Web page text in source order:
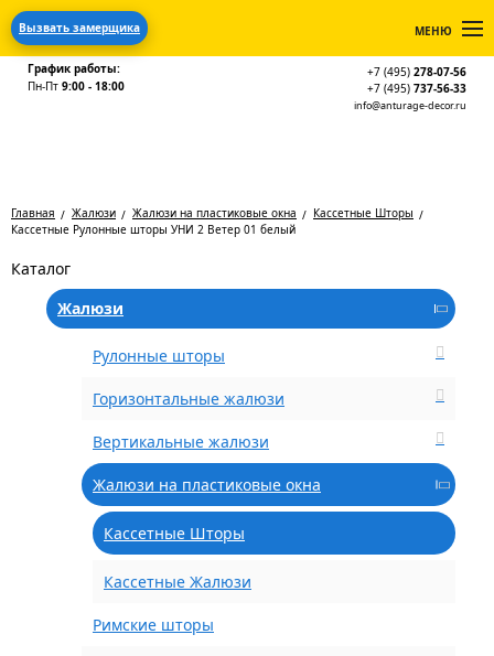
Вызвать замерщика МЕНЮ
График работы:
Пн-Пт 9:00 - 18:00
+7 (495) 278-07-56
+7 (495) 737-56-33
info@anturage-decor.ru
Главная Жалюзи Жалюзи на пластиковые окна
Кассетные Шторы
Кассетные Рулонные шторы УНИ 2 Ветер 01 белый
Каталог
Жалюзи
Рулонные шторы
Горизонтальные жалюзи
Вертикальные жалюзи
Жалюзи на пластиковые окна
Кассетные Шторы
Кассетные Жалюзи
Римские шторы